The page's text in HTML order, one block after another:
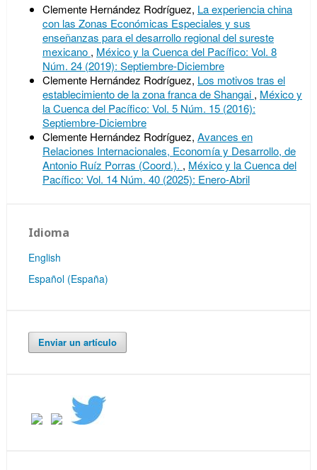
Clemente Hernández Rodríguez, La experiencia china
con las Zonas Económicas Especiales y sus
enseñanzas para el desarrollo regional del sureste
mexicano , México y la Cuenca del Pacífico: Vol. 8
Núm. 24 (2019): Septiembre-Diciembre
Clemente Hernández Rodríguez, Los motivos tras el
establecimiento de la zona franca de Shangai , México y
la Cuenca del Pacífico: Vol. 5 Núm. 15 (2016):
Septiembre-Diciembre
Clemente Hernández Rodríguez, Avances en
Relaciones Internacionales, Economía y Desarrollo, de
Antonio Ruíz Porras (Coord.). , México y la Cuenca del
Pacífico: Vol. 14 Núm. 40 (2025): Enero-Abril
Idioma
English
Español (España)
Enviar un artículo